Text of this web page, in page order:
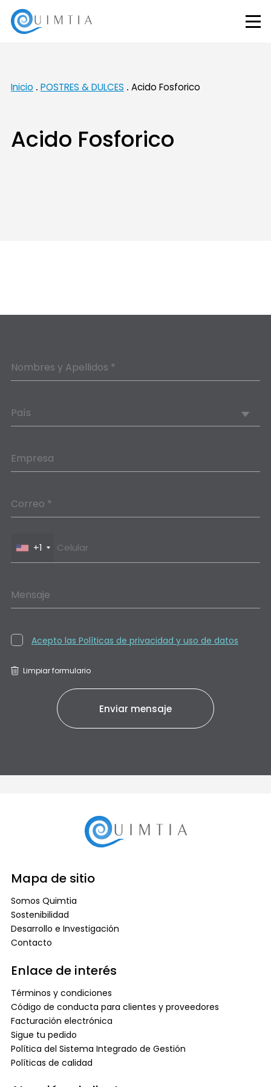
Inicio POSTRES & DULCES Acido Fosforico
Acido Fosforico
Nombres y Apellidos *
País
Empresa
Correo *
+1
Mensaje
Acepto las Políticas de privacidad y uso de datos
Limpiar formulario
Mapa de sitio
Somos Quimtia
Sostenibilidad
Desarrollo e Investigación
Contacto
Enlace de interés
Términos y condiciones
Código de conducta para clientes y proveedores
Facturación electrónica
Sigue tu pedido
Política del Sistema Integrado de Gestión
Políticas de calidad